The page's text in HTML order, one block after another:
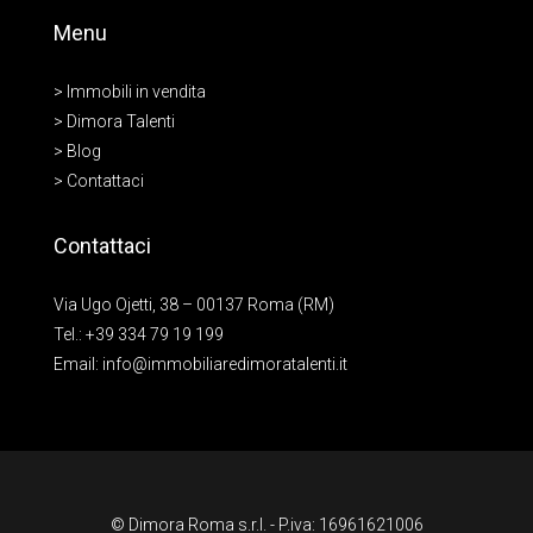
Menu
> Immobili in vendita
> Dimora Talenti
> Blog
> Contattaci
Contattaci
Via Ugo Ojetti, 38 – 00137 Roma (RM)
Tel.: +39 334 79 19 199
Email: info@immobiliaredimoratalenti.it
© Dimora Roma s.r.l. - P.iva: 16961621006